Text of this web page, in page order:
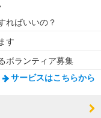
ればいいの？
す
ボランティア募集
サービスはこちらから